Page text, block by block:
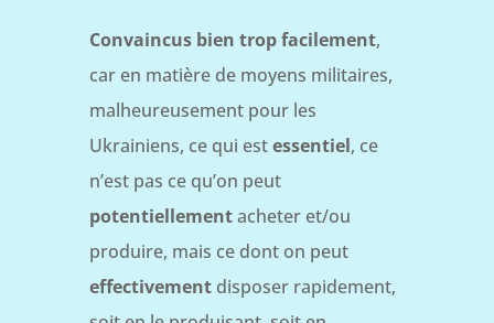
Convaincus bien trop facilement,
car en matière de moyens militaires,
malheureusement pour les
Ukrainiens, ce qui estessentiel, ce
n’est pas ce qu’on peut
potentiellementacheter et/ou
produire, mais ce dont on peut
effectivementdisposer rapidement,